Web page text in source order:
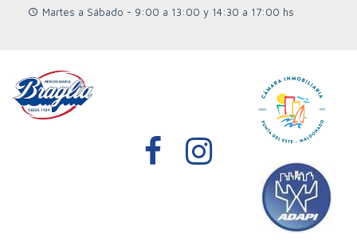
Martes a Sábado - 9:00 a 13:00 y 14:30 a 17:00 hs